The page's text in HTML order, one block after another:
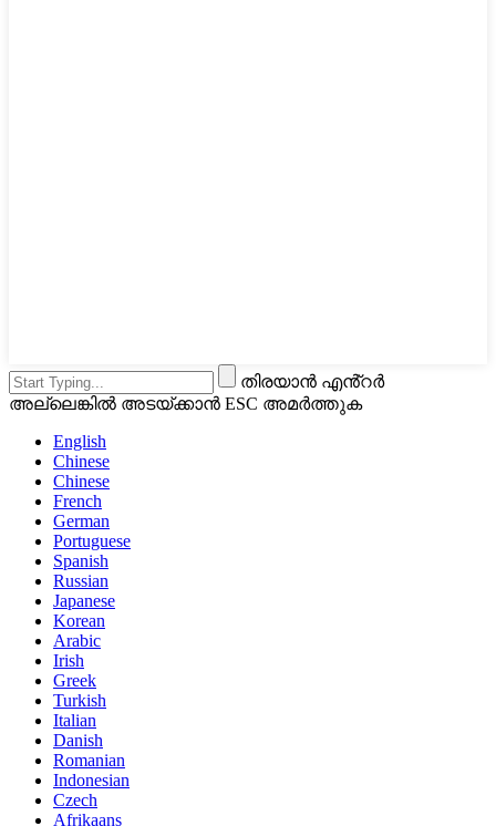
തിരയാൻ എൻ്റർ
അല്ലെങ്കിൽ അടയ്ക്കാൻ ESC അമർത്തുക
English
Chinese
Chinese
French
German
Portuguese
Spanish
Russian
Japanese
Korean
Arabic
Irish
Greek
Turkish
Italian
Danish
Romanian
Indonesian
Czech
Afrikaans